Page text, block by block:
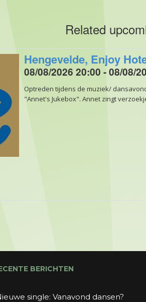
Related
Hengevelde, Enjoy
08/08/2026 20:00 - 08/08/
Optreden tijdens de muziek/
"Annet's Jukebox". Annet zingt
BERICHTEN
single: Vanavond dansen?